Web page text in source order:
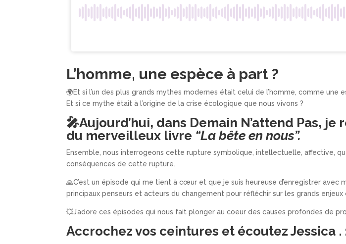
L’homme, une espèce à part ?
🌍Et si l’un des plus grands mythes modernes était celui de l’homme, comme une
Et si ce mythe était à l’origine de la crise écologique que nous vivons ?
🎤Aujourd’hui, dans Demain N’attend Pas,
du merveilleux livre “La bête en nous”.
Ensemble, nous interrogeons cette rupture symbolique, intellectuelle, affective,
conséquences de cette rupture.
🙏C’est un épisode qui me tient à cœur et que je suis heureuse d’enregistrer avec
principaux penseurs et acteurs du changement pour réfléchir sur les grands
💥J’adore ces épisodes qui nous fait plonger au coeur des causes profondes de
Accrochez vos ceintures et écoutez Jessica .